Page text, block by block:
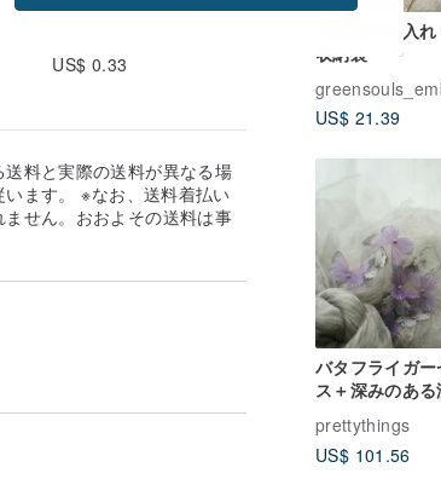
手刺繍小銭入
収納袋
US$ 21.39
バタフライガ
ス＋深みのあ
ル2重マフラー
ーキマフラー
prettythings
US$ 101.56
US$ 0.33
料と実際の送料が異なる場
ます。 ※なお、送料着払い
せん。おおよその送料は事